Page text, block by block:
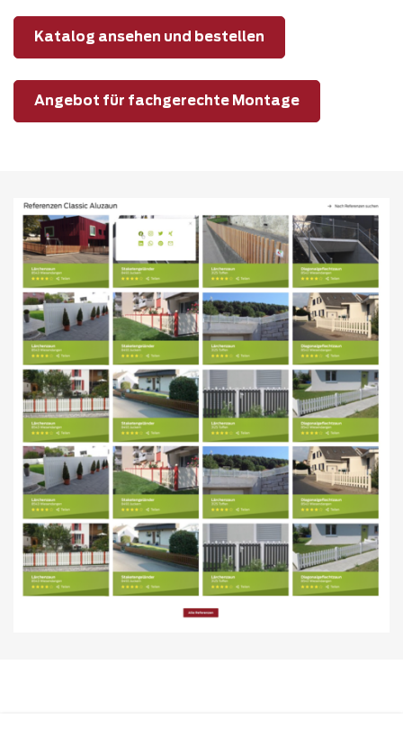
Katalog ansehen und bestellen
Angebot für fachgerechte Montage